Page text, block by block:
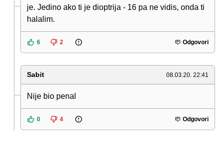
je. Jedino ako ti je dioptrija - 16 pa ne vidis, onda ti
halalim.
6 2 Odgovori
Sabit 08.03.20. 22:41
Nije bio penal
0 4 Odgovori